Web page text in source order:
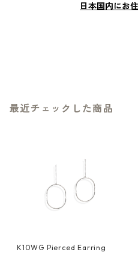
日本国内にお
最近チェックした商品
K10WG Pierced Earring